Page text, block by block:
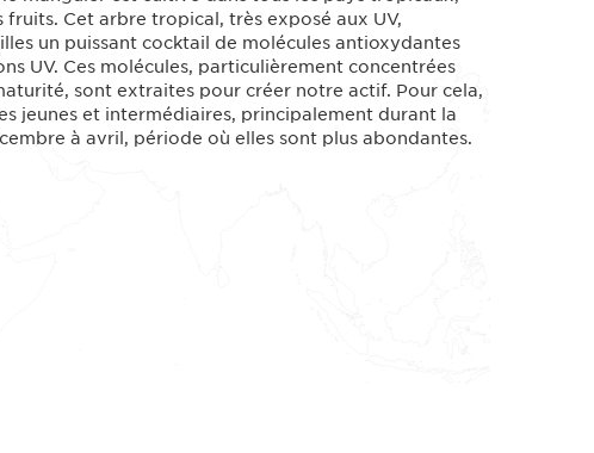
fruits. Cet arbre tropical, très exposé aux UV,
un puissant cocktail de molécules antioxydantes
UV. Ces molécules, particulièrement concentrées
sont extraites pour créer notre actif. Pour cela,
jeunes et intermédiaires, principalement durant la
à avril, période où elles sont plus abondantes.